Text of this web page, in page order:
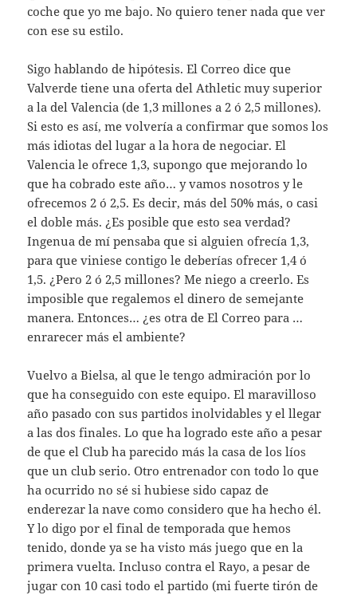
coche que yo me bajo. No quiero tener nada que ver
con ese su estilo.
Sigo hablando de hipótesis. El Correo dice que
Valverde tiene una oferta del Athletic muy superior
a la del Valencia (de 1,3 millones a 2 ó 2,5 millones).
Si esto es así, me volvería a confirmar que somos los
más idiotas del lugar a la hora de negociar. El
Valencia le ofrece 1,3, supongo que mejorando lo
que ha cobrado este año… y vamos nosotros y le
ofrecemos 2 ó 2,5. Es decir, más del 50% más, o casi
el doble más. ¿Es posible que esto sea verdad?
Ingenua de mí pensaba que si alguien ofrecía 1,3,
para que viniese contigo le deberías ofrecer 1,4 ó
1,5. ¿Pero 2 ó 2,5 millones? Me niego a creerlo. Es
imposible que regalemos el dinero de semejante
manera. Entonces… ¿es otra de El Correo para …
enrarecer más el ambiente?
Vuelvo a Bielsa, al que le tengo admiración por lo
que ha conseguido con este equipo. El maravilloso
año pasado con sus partidos inolvidables y el llegar
a las dos finales. Lo que ha logrado este año a pesar
de que el Club ha parecido más la casa de los líos
que un club serio. Otro entrenador con todo lo que
ha ocurrido no sé si hubiese sido capaz de
enderezar la nave como considero que ha hecho él.
Y lo digo por el final de temporada que hemos
tenido, donde ya se ha visto más juego que en la
primera vuelta. Incluso contra el Rayo, a pesar de
jugar con 10 casi todo el partido (mi fuerte tirón de